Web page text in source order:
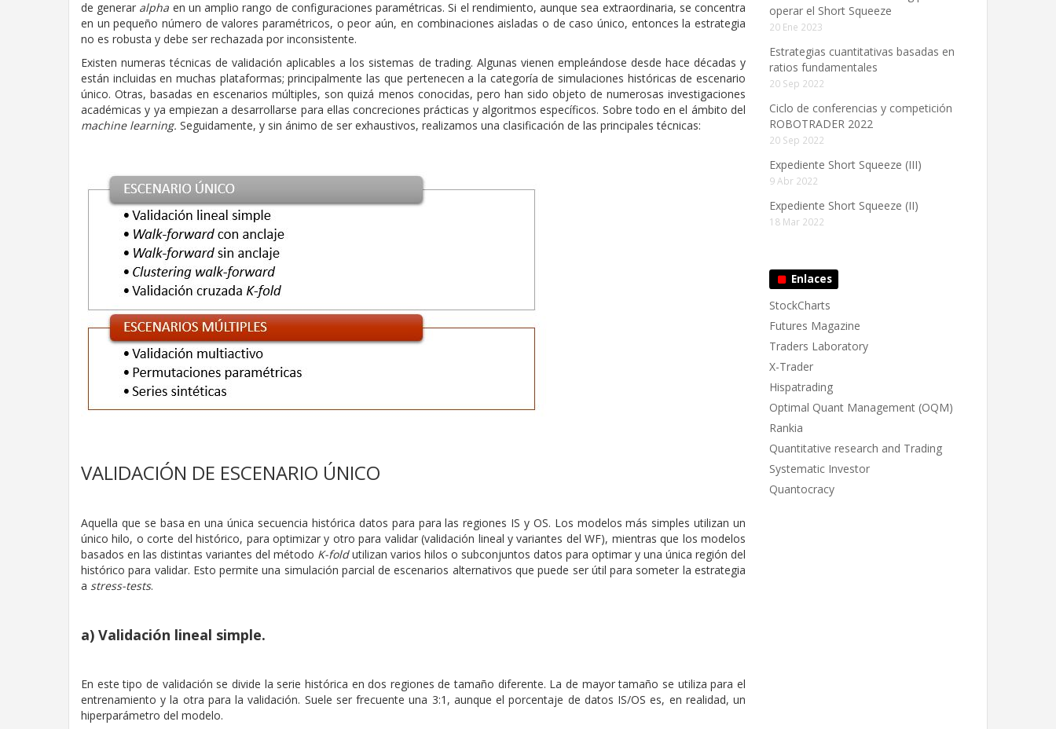
de generar alpha en un amplio rango de configuraciones paramétricas. Si el rendimiento, aunque sea extraordinaria, se concentra
en un pequeño número de valores paramétricos, o peor aún, en combinaciones aisladas o de caso único, entonces la estrategia
no es robusta y debe ser rechazada por inconsistente.
Existen numeras técnicas de validación aplicables a los sistemas de trading. Algunas vienen empleándose desde hace décadas y
están incluidas en muchas plataformas; principalmente las que pertenecen a la categoría de simulaciones históricas de escenario
único. Otras, basadas en escenarios múltiples, son quizá menos conocidas, pero han sido objeto de numerosas investigaciones
académicas y ya empiezan a desarrollarse para ellas concreciones prácticas y algoritmos específicos. Sobre todo en el ámbito del
machine learning. Seguidamente, y sin ánimo de ser exhaustivos, realizamos una clasificación de las principales técnicas:
VALIDACIÓN DE ESCENARIO ÚNICO
Aquella que se basa en una única secuencia histórica datos para para las regiones IS y OS. Los modelos más simples utilizan un
único hilo, o corte del histórico, para optimizar y otro para validar (validación lineal y variantes del WF), mientras que los modelos
basados en las distintas variantes del método K-foldutilizan varios hilos o subconjuntos datos para optimar y una única región del
histórico para validar. Esto permite una simulación parcial de escenarios alternativos que puede ser útil para someter la estrategia
a stress-tests.
a) Validación lineal simple.
En este tipo de validación se divide la serie histórica en dos regiones de tamaño diferente. La de mayor tamaño se utiliza para el
entrenamiento y la otra para la validación. Suele ser frecuente una 3:1, aunque el porcentaje de datos IS/OS es, en realidad, un
hiperparámetro del modelo.
operar el Short Squeeze
20 Ene 2023
Estrategias cuantitativas basadas en
ratios fundamentales
20 Sep 2022
Ciclo de conferencias y competición
ROBOTRADER 2022
20 Sep 2022
Expediente Short Squeeze (III)
9 Abr 2022
Expediente Short Squeeze (II)
18 Mar 2022
Enlaces
StockCharts
Futures Magazine
Traders Laboratory
X-Trader
Hispatrading
Optimal Quant Management (OQM)
Rankia
Quantitative research and Trading
Systematic Investor
Quantocracy